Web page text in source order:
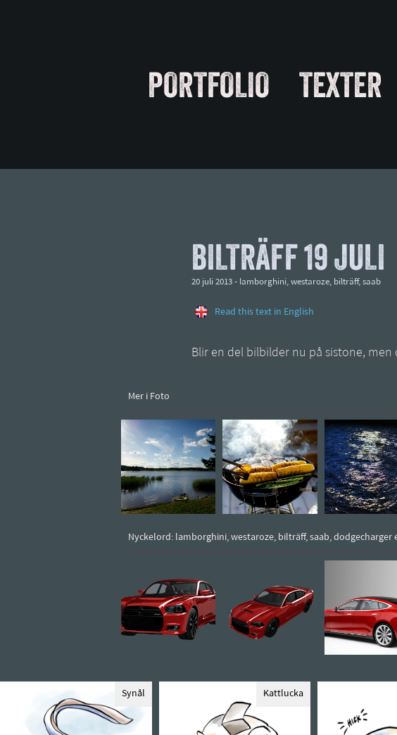
PORTFOLIO TEXTER
BILTRÄFF 19 JULI
20 juli 2013 - lamborghini, westaroze, bilträff, saab
Read this text in English
Blir en del bilbilder nu på sistone,
Mer i Foto
Nyckelord: lamborghini, westaroze, bilträff, saab, dodgecharger
Synål Kattlucka